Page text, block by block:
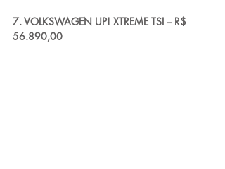
7. VOLKSWAGEN UP! XTREME TSI – R$
56.890,00